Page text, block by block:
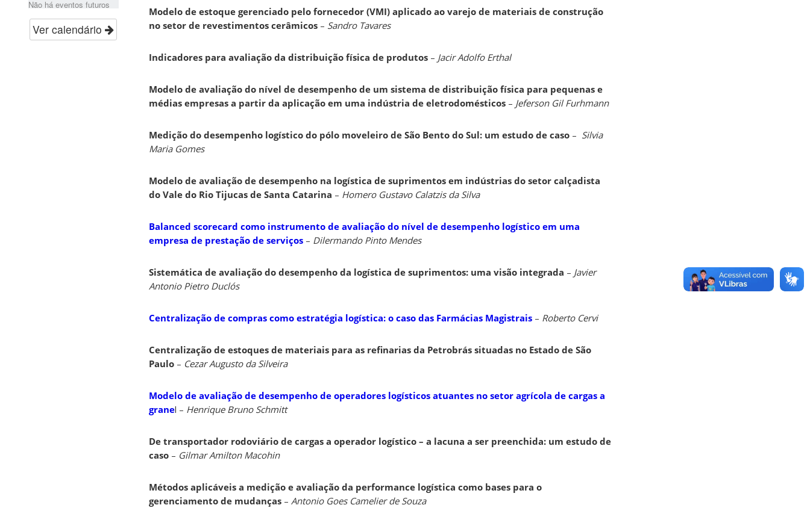
Não há eventos futuros
Ver calendário
Modelo de estoque gerenciado pelo fornecedor (VMI) aplicado ao varejo de materiais de construção
no setor de revestimentos cerâmicos – Sandro Tavares
Indicadores para avaliação da distribuição física de produtos – Jacir Adolfo Erthal
Modelo de avaliação do nível de desempenho de um sistema de distribuição física para pequenas e
médias empresas a partir da aplicação em uma indústria de eletrodomésticos – Jeferson Gil Furhmann
Medição do desempenho logístico do pólo moveleiro de São Bento do Sul: um estudo de caso – Silvia
Maria Gomes
Modelo de avaliação de desempenho na logística de suprimentos em indústrias do setor calçadista
do Vale do Rio Tijucas de Santa Catarina – Homero Gustavo Calatzis da Silva
Balanced scorecard como instrumento de avaliação do nível de desempenho logístico em uma
empresa de prestação de serviços – Dilermando Pinto Mendes
Sistemática de avaliação do desempenho da logística de suprimentos: uma visão integrada – Javier
Antonio Pietro Duclós
Centralização de compras como estratégia logística: o caso das Farmácias Magistrais – Roberto Cervi
Centralização de estoques de materiais para as refinarias da Petrobrás situadas no Estado de São
Paulo – Cezar Augusto da Silveira
Modelo de avaliação de desempenho de operadores logísticos atuantes no setor agrícola de cargas a
granel – Henrique Bruno Schmitt
De transportador rodoviário de cargas a operador logístico – a lacuna a ser preenchida: um estudo de
caso – Gilmar Amilton Macohin
Métodos aplicáveis a medição e avaliação da performance logística como bases para o
gerenciamento de mudanças – Antonio Goes Camelier de Souza